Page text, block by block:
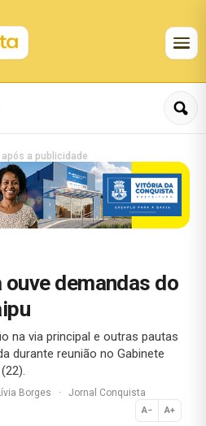
a publicidade
demandas do
na via principal e outras pautas
durante reunião no Gabinete
Borges · Jornal Conquista
A− A+
Normal